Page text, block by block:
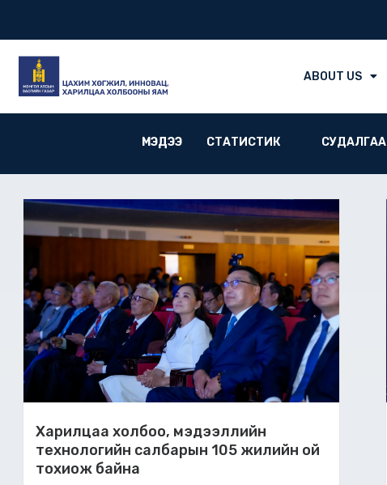
ABOUT US
МЭДЭЭ​ СТАТИСТИК СУДАЛГАА
Харилцаа холбоо, мэдээллийн
технологийн салбарын 105 жилийн ой
тохиож байна